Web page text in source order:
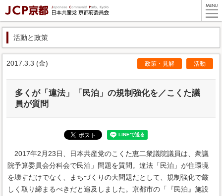
活動と政策
2017.3.3 (金) 政策・見解 活動
多くが「違法」「民泊」の規制強化を／こくた議
員が質問
2017年2月23日、日本共産党のこくた恵二衆議院議員は、衆議
院予算委員会分科会で民泊」問題を質問。違法「民泊」が住環境
を壊すだけでなく、まちづくりの大問題だとして、規制強化で厳
しく取り締まるべきだと追及しました。京都市の「『民泊』施設